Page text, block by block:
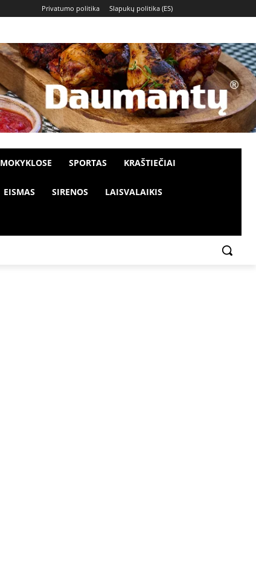
Privatumo politika Slapukų politika (ES)
MOKYKLOSE SPORTAS KRAŠTIEČIAI
EISMAS SIRENOS LAISVALAIKIS